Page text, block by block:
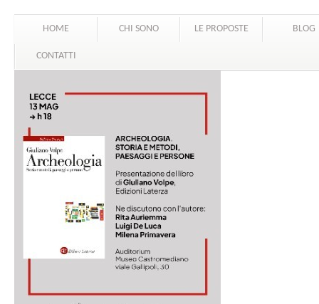
HOME CHI SONO LE PROPOSTE BLOG
CONTATTI